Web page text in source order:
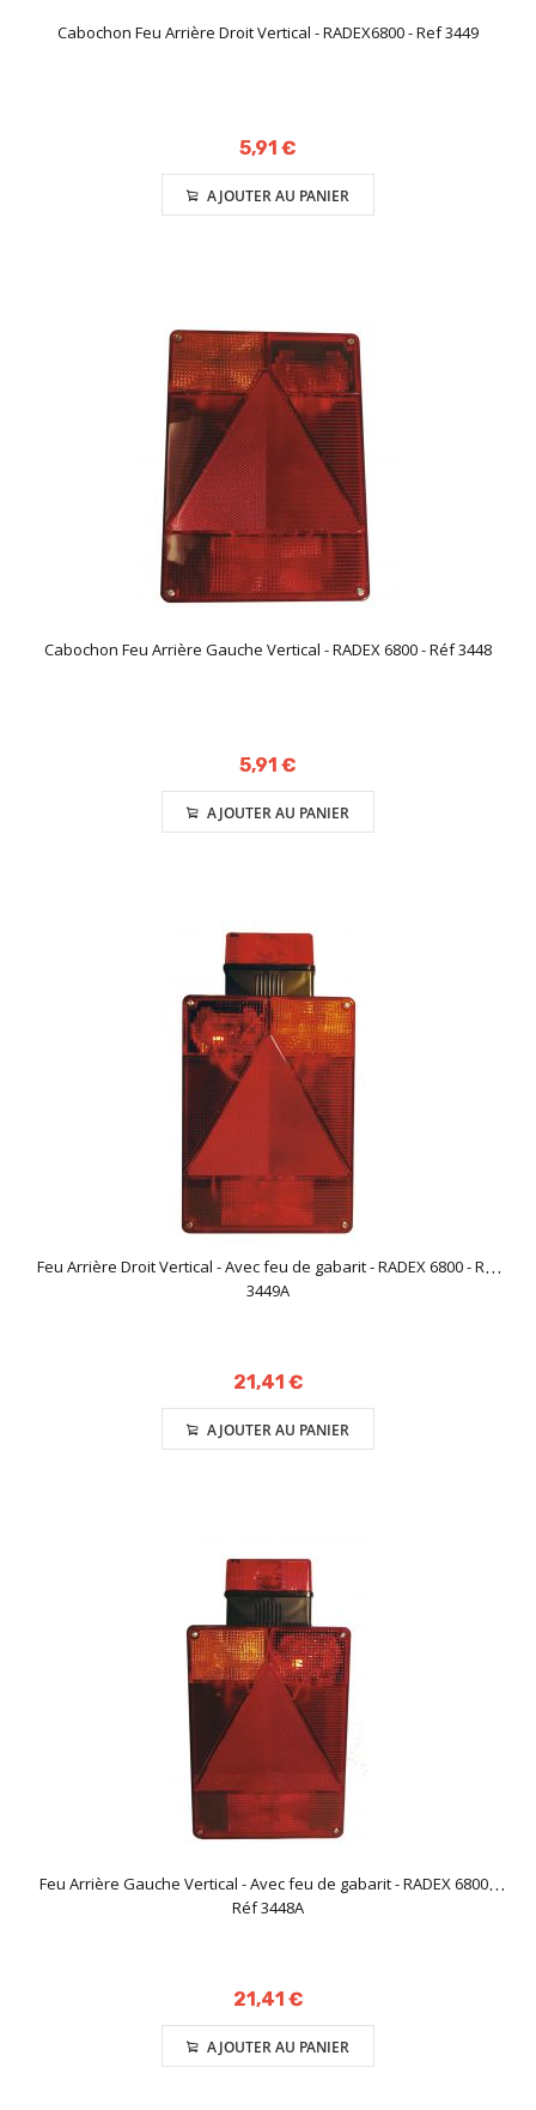
Cabochon Feu Arrière Droit Vertical - RADEX6800 - Ref 3449
5,91 €
AJOUTER AU PANIER
Cabochon Feu Arrière Gauche Vertical - RADEX 6800 - Réf 3448
5,91 €
AJOUTER AU PANIER
Feu Arrière Droit Vertical - Avec feu de gabarit - RADEX 6800 - Réf
3449A
21,41 €
AJOUTER AU PANIER
Feu Arrière Gauche Vertical - Avec feu de gabarit - RADEX 6800 -
Réf 3448A
21,41 €
AJOUTER AU PANIER